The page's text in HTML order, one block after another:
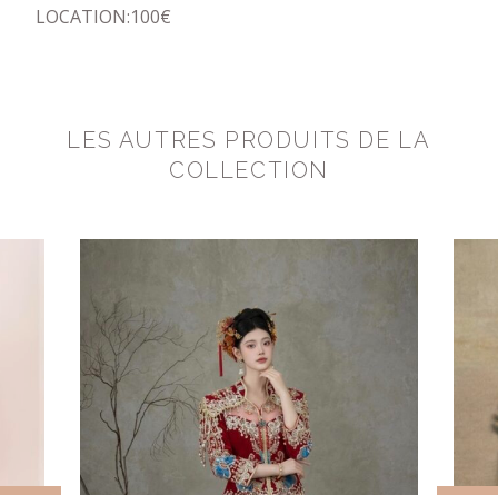
LOCATION:100€
LES AUTRES PRODUITS DE LA
COLLECTION